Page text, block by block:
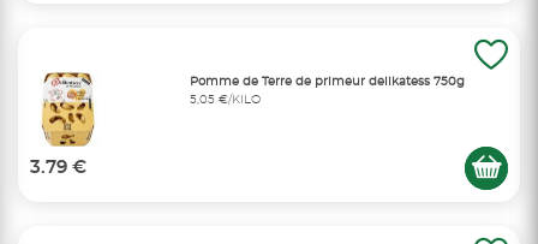
Pomme de Terre de primeur delikatess 750g
5,05 €/KILO
3.79 €